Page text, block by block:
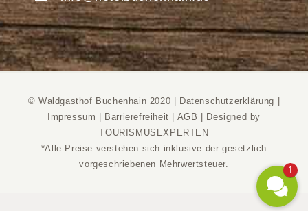
© Waldgasthof Buchenhain 2020 | Datenschutzerklärung
Impressum
Barrierefreiheit AGB
Designed by
TOURISMUSEXPERTEN
*Alle Preise verstehen sich inklusive der gesetzlich
vorgeschriebenen Mehrwertsteuer.
1